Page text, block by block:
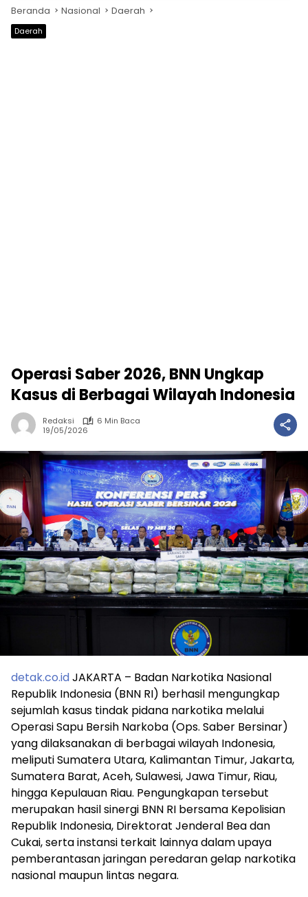
Beranda Nasional Daerah
Daerah
Operasi Saber 2026, BNN Ungkap
Kasus di Berbagai Wilayah Indonesia
Redaksi
6 Min Baca
19/05/2026
detak.co.idJAKARTA – Badan Narkotika Nasional
Republik Indonesia (BNN RI) berhasil mengungkap
sejumlah kasus tindak pidana narkotika melalui
Operasi Sapu Bersih Narkoba (Ops. Saber Bersinar)
yang dilaksanakan di berbagai wilayah Indonesia,
meliputi Sumatera Utara, Kalimantan Timur, Jakarta,
Sumatera Barat, Aceh, Sulawesi, Jawa Timur, Riau,
hingga Kepulauan Riau. Pengungkapan tersebut
merupakan hasil sinergi BNN RI bersama Kepolisian
Republik Indonesia, Direktorat Jenderal Bea dan
Cukai, serta instansi terkait lainnya dalam upaya
pemberantasan jaringan peredaran gelap narkotika
nasional maupun lintas negara.